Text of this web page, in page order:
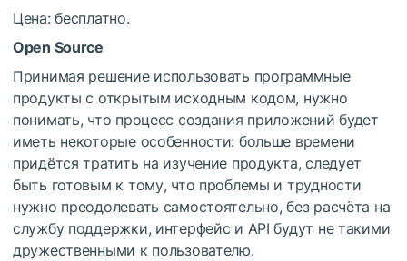
Цена: бесплатно.
Open Source
Принимая решение использовать программные
продукты с открытым исходным кодом, нужно
понимать, что процесс создания приложений будет
иметь некоторые особенности: больше времени
придётся тратить на изучение продукта, следует
быть готовым к тому, что проблемы и трудности
нужно преодолевать самостоятельно, без расчёта на
службу поддержки, интерфейс и API будут не такими
дружественными к пользователю.